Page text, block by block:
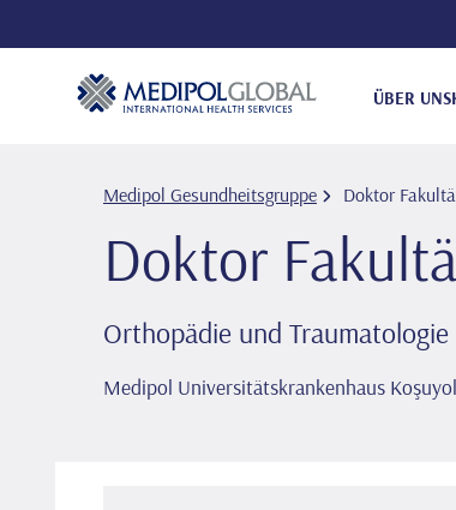
ÜBER UNS
Medipol Gesundheitsgruppe Doktor
Doktor
Orthopädie und Traumatologie
Medipol Universitätskrankenhaus